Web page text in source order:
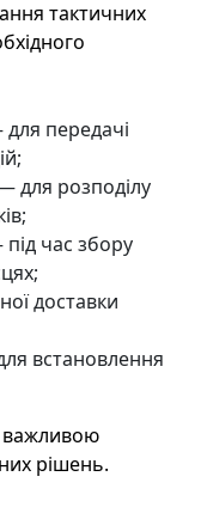
тактичних
передачі
для розподілу
час збору
доставки
встановлення
важливою
рішень.